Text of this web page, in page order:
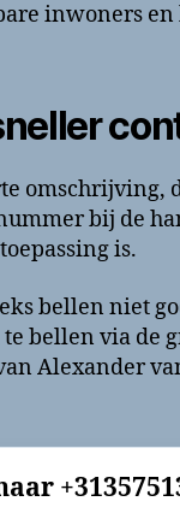
inwoners
omschrijving,
bij de
is.
bellen niet
bellen via de
Alexander